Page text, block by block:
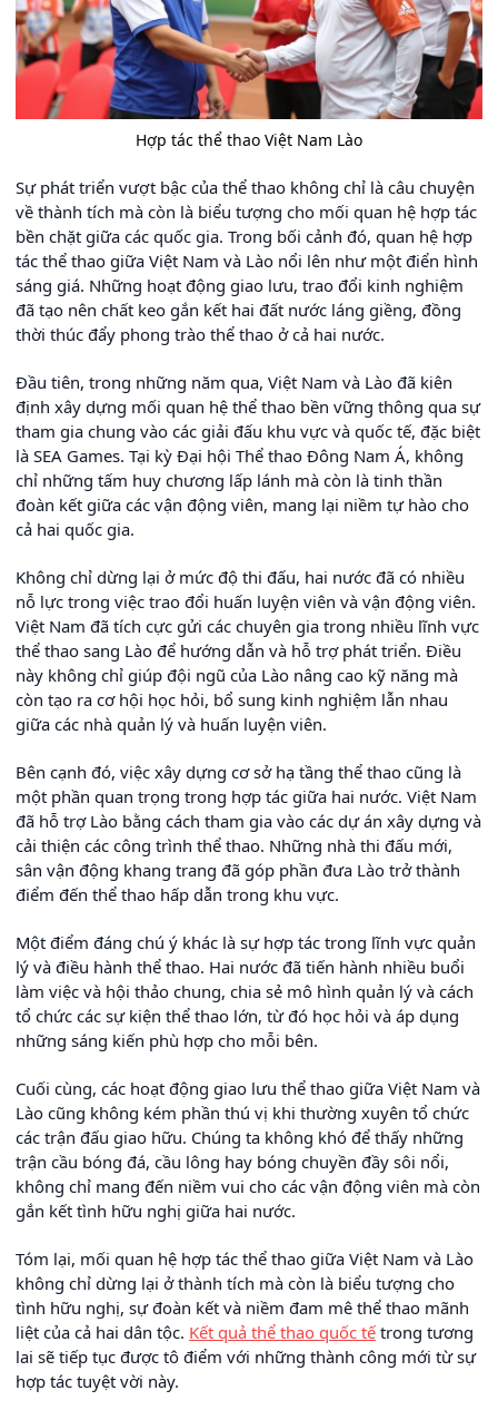
Hợp tác thể thao Việt Nam Lào
Sự phát triển vượt bậc của thể thao không chỉ là câu chuyện
về thành tích mà còn là biểu tượng cho mối quan hệ hợp tác
bền chặt giữa các quốc gia. Trong bối cảnh đó, quan hệ hợp
tác thể thao giữa Việt Nam và Lào nổi lên như một điển hình
sáng giá. Những hoạt động giao lưu, trao đổi kinh nghiệm
đã tạo nên chất keo gắn kết hai đất nước láng giềng, đồng
thời thúc đẩy phong trào thể thao ở cả hai nước.
Đầu tiên, trong những năm qua, Việt Nam và Lào đã kiên
định xây dựng mối quan hệ thể thao bền vững thông qua sự
tham gia chung vào các giải đấu khu vực và quốc tế, đặc biệt
là SEA Games. Tại kỳ Đại hội Thể thao Đông Nam Á, không
chỉ những tấm huy chương lấp lánh mà còn là tinh thần
đoàn kết giữa các vận động viên, mang lại niềm tự hào cho
cả hai quốc gia.
Không chỉ dừng lại ở mức độ thi đấu, hai nước đã có nhiều
nỗ lực trong việc trao đổi huấn luyện viên và vận động viên.
Việt Nam đã tích cực gửi các chuyên gia trong nhiều lĩnh vực
thể thao sang Lào để hướng dẫn và hỗ trợ phát triển. Điều
này không chỉ giúp đội ngũ của Lào nâng cao kỹ năng mà
còn tạo ra cơ hội học hỏi, bổ sung kinh nghiệm lẫn nhau
giữa các nhà quản lý và huấn luyện viên.
Bên cạnh đó, việc xây dựng cơ sở hạ tầng thể thao cũng là
một phần quan trọng trong hợp tác giữa hai nước. Việt Nam
đã hỗ trợ Lào bằng cách tham gia vào các dự án xây dựng và
cải thiện các công trình thể thao. Những nhà thi đấu mới,
sân vận động khang trang đã góp phần đưa Lào trở thành
điểm đến thể thao hấp dẫn trong khu vực.
Một điểm đáng chú ý khác là sự hợp tác trong lĩnh vực quản
lý và điều hành thể thao. Hai nước đã tiến hành nhiều buổi
làm việc và hội thảo chung, chia sẻ mô hình quản lý và cách
tổ chức các sự kiện thể thao lớn, từ đó học hỏi và áp dụng
những sáng kiến phù hợp cho mỗi bên.
Cuối cùng, các hoạt động giao lưu thể thao giữa Việt Nam và
Lào cũng không kém phần thú vị khi thường xuyên tổ chức
các trận đấu giao hữu. Chúng ta không khó để thấy những
trận cầu bóng đá, cầu lông hay bóng chuyền đầy sôi nổi,
không chỉ mang đến niềm vui cho các vận động viên mà còn
gắn kết tình hữu nghị giữa hai nước.
Tóm lại, mối quan hệ hợp tác thể thao giữa Việt Nam và Lào
không chỉ dừng lại ở thành tích mà còn là biểu tượng cho
tình hữu nghị, sự đoàn kết và niềm đam mê thể thao mãnh
liệt của cả hai dân tộc. Kết quả thể thao quốc tế trong tương
lai sẽ tiếp tục được tô điểm với những thành công mới từ sự
hợp tác tuyệt vời này.